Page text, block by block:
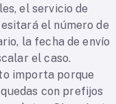
el servicio de
el número de
la fecha de envío
el caso.
importa porque
con prefijos